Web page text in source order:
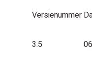
Versienummer
3.5